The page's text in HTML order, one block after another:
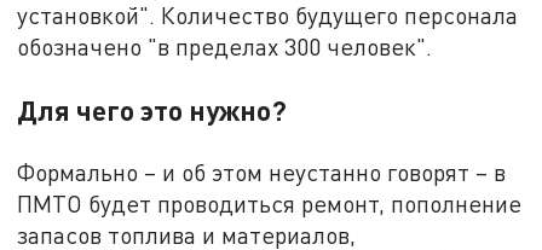
установкой". Количество будущего персонала
обозначено "в пределах 300 человек".
Для чего это нужно?
Формально – и об этом неустанно говорят – в
ПМТО будет проводиться ремонт, пополнение
запасов топлива и материалов,